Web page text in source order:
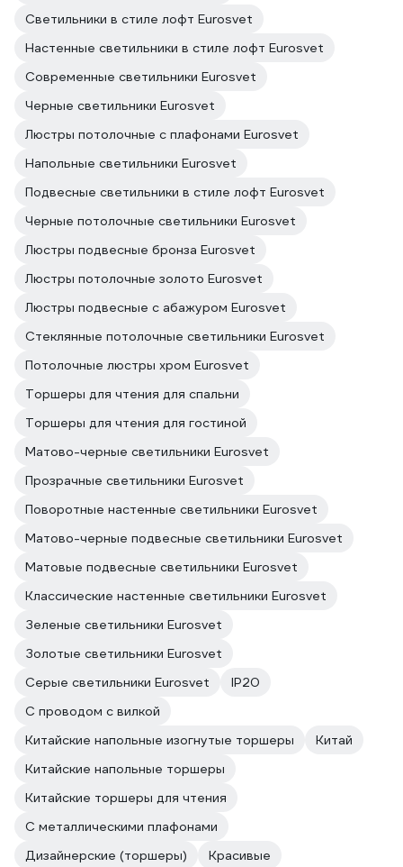
Светильники в стиле лофт Eurosvet
Настенные светильники в стиле лофт Eurosvet
Современные светильники Eurosvet
Черные светильники Eurosvet
Люстры потолочные с плафонами Eurosvet
Напольные светильники Eurosvet
Подвесные светильники в стиле лофт Eurosvet
Черные потолочные светильники Eurosvet
Люстры подвесные бронза Eurosvet
Люстры потолочные золото Eurosvet
Люстры подвесные с абажуром Eurosvet
Стеклянные потолочные светильники Eurosvet
Потолочные люстры хром Eurosvet
Торшеры для чтения для спальни
Торшеры для чтения для гостиной
Матово-черные светильники Eurosvet
Прозрачные светильники Eurosvet
Поворотные настенные светильники Eurosvet
Матово-черные подвесные светильники Eurosvet
Матовые подвесные светильники Eurosvet
Классические настенные светильники Eurosvet
Зеленые светильники Eurosvet
Золотые светильники Eurosvet
Серые светильники Eurosvet
IP20
С проводом с вилкой
Китайские напольные изогнутые торшеры
Китай
Китайские напольные торшеры
Китайские торшеры для чтения
С металлическими плафонами
Дизайнерские (торшеры)
Красивые